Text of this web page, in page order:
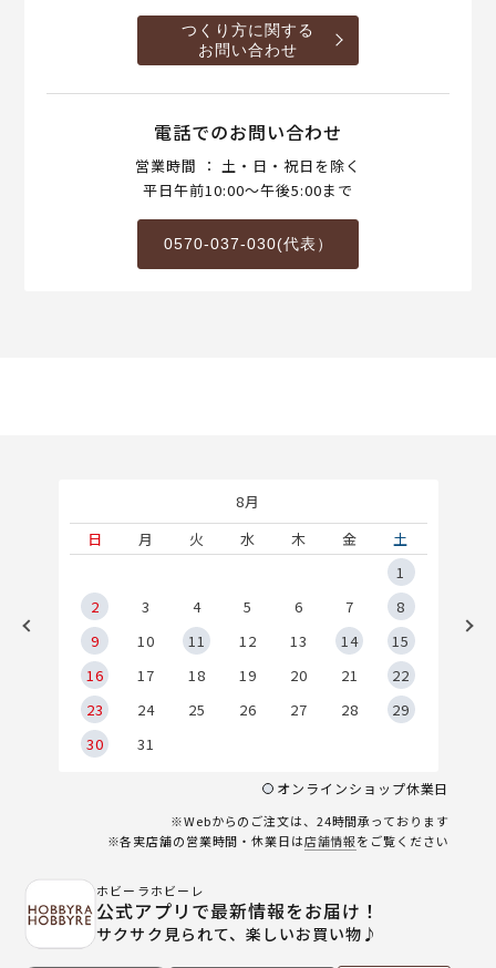
つくり方に関する
お問い合わせ
電話でのお問い合わせ
営業時間 ： 土・日・祝日を除く
平日午前10:00～午後5:00まで
0570-037-030(代表）
8月
日
月 火 水 木 金
土
1
2
3 4 5 6 7
8
9
10 11 12 13 14
15
16
17 18 19 20 21
22
23
24 25 26 27 28
29
30
31
オンラインショップ休業日
※Webからのご注文は、24時間承っております
※各実店舗の営業時間・休業日は店舗情報をご覧ください
ホビーラホビーレ
公式アプリで最新情報をお届け！
サクサク見られて、楽しいお買い物♪